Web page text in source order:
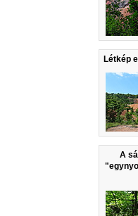
Létkép
A